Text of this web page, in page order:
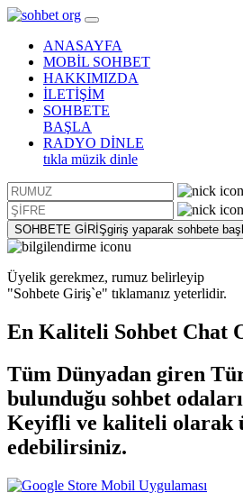
ANASAYFA
MOBİL SOHBET
HAKKIMIZDA
İLETİŞİM
SOHBETE
BAŞLA
RADYO DİNLE
tıkla müzik dinle
SOHBETE GİRİŞgiriş yaparak sohbete
Üyelik gerekmez, rumuz belirleyip
"Sohbete Giriş`e" tıklamanız yeterlidir.
En Kaliteli Sohbet Chat
Tüm Dünyadan giren
bulunduğu sohbet
Keyifli ve kaliteli olarak
edebilirsiniz.